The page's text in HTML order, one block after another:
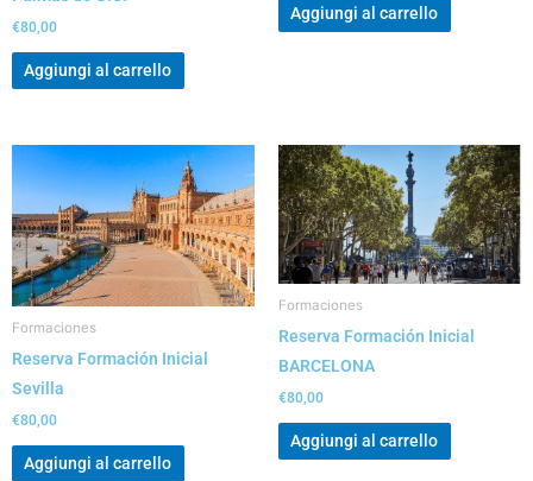
€80,00
Aggiungi al carrello
Aggiungi al carrello
Formaciones
Reserva Formación Inicial
Sevilla
€80,00
Aggiungi al carrello
Formaciones
Reserva Formación Inicial
BARCELONA
€80,00
Aggiungi al carrello